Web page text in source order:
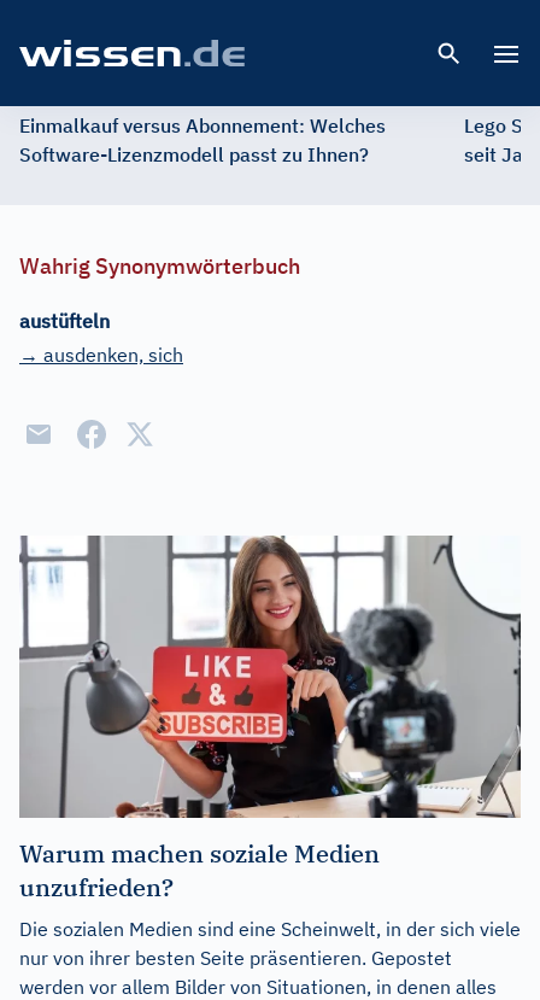
Einmalkauf versus Abonnement: Welches
Software-Lizenzmodell passt zu Ihnen?
Lego
seit
Wahrig Synonymwörterbuch
austüfteln
→ ausdenken, sich
Warum machen soziale Medien
unzufrieden?
Die sozialen Medien sind eine Scheinwelt, in der sich viele
nur von ihrer besten Seite präsentieren. Gepostet
werden vor allem Bilder von Situationen, in denen alles